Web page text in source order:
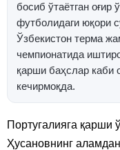
босиб ўтаётган
футболидаги юқори
Ўзбекистон терма
чемпионатида
қарши баҳслар каби
кечирмоқда.
Португалияга қарши
Ҳусановнинг